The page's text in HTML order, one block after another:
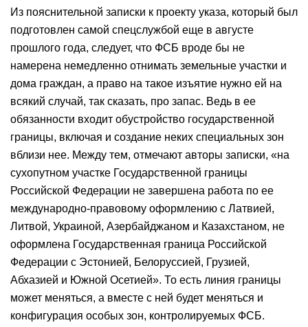
Из пояснительной записки к проекту указа, который был
подготовлен самой спецслужбой еще в августе
прошлого года, следует, что ФСБ вроде бы не
намерена немедленно отнимать земельные участки и
дома граждан, а право на такое изъятие нужно ей на
всякий случай, так сказать, про запас. Ведь в ее
обязанности входит обустройство государственной
границы, включая и создание неких специальных зон
вблизи нее. Между тем, отмечают авторы записки, «на
сухопутном участке Государственной границы
Российской Федерации не завершена работа по ее
международно-правовому оформлению с Латвией,
Литвой, Украиной, Азербайджаном и Казахстаном, не
оформлена Государственная граница Российской
Федерации с Эстонией, Белоруссией, Грузией,
Абхазией и Южной Осетией». То есть линия границы
может меняться, а вместе с ней будет меняться и
конфигурация особых зон, контролируемых ФСБ.